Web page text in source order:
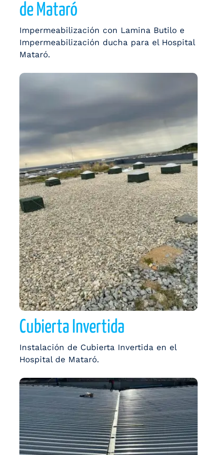
de Mataró
Impermeabilización con Lamina Butilo e
Impermeabilización ducha para el Hospital
Mataró.
Cubierta Invertida
Instalación de Cubierta Invertida en el
Hospital de Mataró.